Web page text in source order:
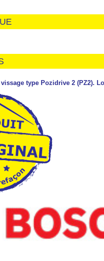
type Pozidrive 2 (PZ2).